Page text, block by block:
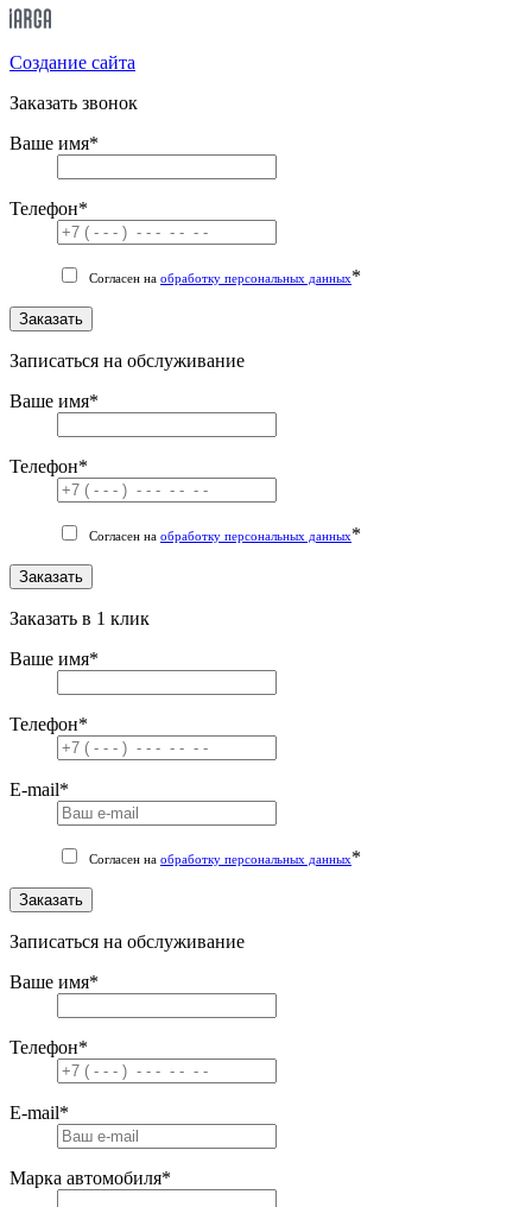
Cоздание сайта
Заказать звонок
Ваше имя*
Телефон*
Согласен на обработку персональных данных*
Заказать
Записаться на обслуживание
Ваше имя*
Телефон*
Согласен на обработку персональных данных*
Заказать
Заказать в 1 клик
Ваше имя*
Телефон*
E-mail*
Согласен на обработку персональных данных*
Заказать
Записаться на обслуживание
Ваше имя*
Телефон*
E-mail*
Марка автомобиля*